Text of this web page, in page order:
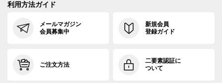
利用方法ガイド
メールマガジン
会員募集中
新規会員
登録ガイド
ご注文方法
二要素認証に
ついて